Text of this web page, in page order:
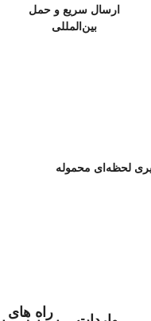
ارسال سریع و حمل
بین‌المللی
لحظه‌ای محموله
راه های